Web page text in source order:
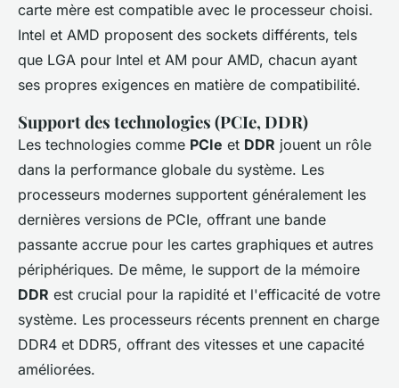
carte mère est compatible avec le processeur choisi.
Intel et AMD proposent des sockets différents, tels
que LGA pour Intel et AM pour AMD, chacun ayant
ses propres exigences en matière de compatibilité.
Support des technologies (PCIe, DDR)
Les technologies comme PCIe et DDR jouent un rôle
dans la performance globale du système. Les
processeurs modernes supportent généralement les
dernières versions de PCIe, offrant une bande
passante accrue pour les cartes graphiques et autres
périphériques. De même, le support de la mémoire
DDR est crucial pour la rapidité et l'efficacité de votre
système. Les processeurs récents prennent en charge
DDR4 et DDR5, offrant des vitesses et une capacité
améliorées.